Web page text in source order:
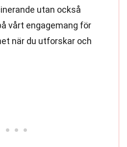
utan också
vårt engagemang för
när du utforskar och